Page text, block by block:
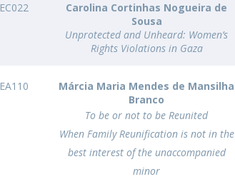
EC022
Carolina Cortinhas Nogueira de
Sousa
Unprotected and Unheard: Women’s
Rights Violations in Gaza
EA110
Márcia Maria Mendes de Mansilha
Branco
To be or not to be Reunited
When Family Reunification is not in the
best interest of the unaccompanied
minor